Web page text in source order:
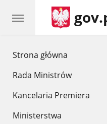
Strona główna
Rada Ministrów
Kancelaria Premiera
Ministerstwa